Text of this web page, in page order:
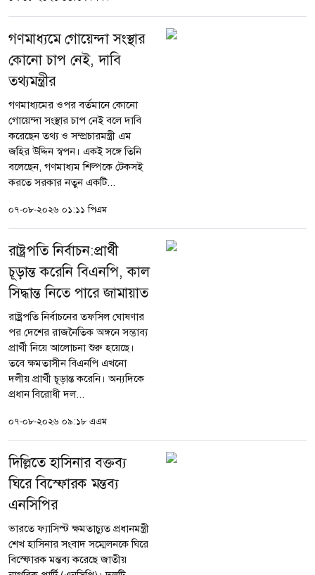
গণমাধ্যমে গোয়েন্দা সংস্থার
কোনো চাপ নেই, দাবি
তথ্যমন্ত্রীর
গণমাধ্যমের ওপর বর্তমানে কোনো
গোয়েন্দা সংস্থার চাপ নেই বলে দাবি
করেছেন তথ্য ও সম্প্রচারমন্ত্রী এম
জহির উদ্দিন স্বপন। একই সঙ্গে তিনি
বলেছেন, গণমাধ্যম শিল্পকে টেকসই
করতে সরকার নতুন একটি...
০৭-০৮-২০২৬ ০১:১১ পিএম
রাষ্ট্রপতি নির্বাচন:প্রার্থী
চূড়ান্ত করেনি বিএনপি, কাল
সিদ্ধান্ত নিতে পারে জামায়াত
রাষ্ট্রপতি নির্বাচনের তফসিল ঘোষণার
পর দেশের রাজনৈতিক অঙ্গনে সম্ভাব্য
প্রার্থী নিয়ে আলোচনা শুরু হয়েছে।
তবে ক্ষমতাসীন বিএনপি এখনো
দলীয় প্রার্থী চূড়ান্ত করেনি। অন্যদিকে
প্রধান বিরোধী দল...
০৭-০৮-২০২৬ ০৯:১৮ এএম
দিল্লিতে হাসিনার বক্তব্য
ঘিরে বিস্ফোরক মন্তব্য
এনসিপির
ভারতে ফ্যাসিস্ট ক্ষমতাচ্যুত প্রধানমন্ত্রী
শেখ হাসিনার সংবাদ সম্মেলনকে ঘিরে
বিস্ফোরক মন্তব্য করেছে জাতীয়